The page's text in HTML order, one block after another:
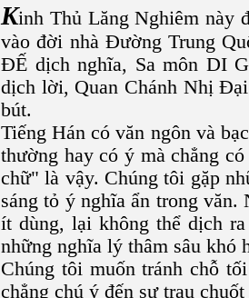
Kinh Thủ Lăng Nghiêm này
vào đời nhà Đường Trung
ĐẾ dịch nghĩa, Sa môn DI
dịch lời, Quan Chánh Nhị
bút.
Tiếng Hán có văn ngôn và
thường hay có ý mà chẳng
chữ" là vậy. Chúng tôi gặp
sáng tỏ ý nghĩa ẩn trong
ít dùng, lại không thể dịch
những nghĩa lý thâm sâu
Chúng tôi muốn tránh chỗ
chẳng chú ý đến sự trau